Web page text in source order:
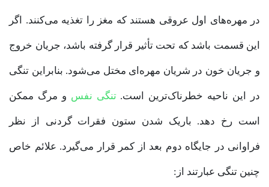
در مهره‌های اول عروقی هستند که مغز را تغذیه می‌کنند. اگر
این قسمت باشد که تحت تأثیر قرار گرفته باشد، جریان خروج
و جریان خون در شریان مهره‌ای مختل می‌شود. بنابراین تنگی
در این ناحیه خطرناک‌ترین است. ‌تنگی نفس و مرگ ممکن
است رخ دهد. باریک شدن ستون فقرات گردنی از نظر
فراوانی در جایگاه دوم بعد از کمر قرار می‌گیرد. علائم خاص
چنین تنگی عبارتند از: